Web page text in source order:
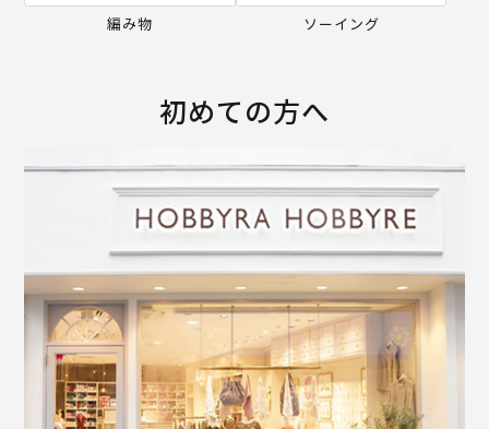
編み物 ソーイング
初めての方へ